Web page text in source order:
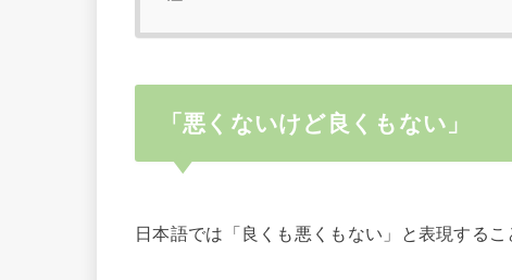
「悪くないけど良くもない」
日本語では「良くも悪くもない」と表現するこ